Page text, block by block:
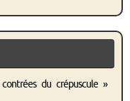
du crépuscule »